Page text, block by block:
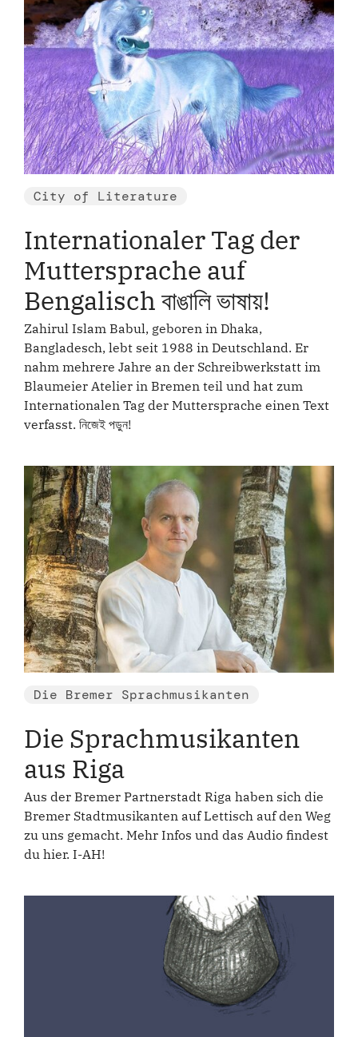
City of Literature
Internationaler Tag der
Muttersprache auf
Bengalisch বাঙালি ভাষায়!
Zahirul Islam Babul, geboren in Dhaka,
Bangladesch, lebt seit 1988 in Deutschland. Er
nahm mehrere Jahre an der Schreibwerkstatt im
Blaumeier Atelier in Bremen teil und hat zum
Internationalen Tag der Muttersprache einen Text
verfasst. নিজেই পড়ুন!
Die Bremer Sprachmusikanten
Die Sprachmusikanten
aus Riga
Aus der Bremer Partnerstadt Riga haben sich die
Bremer Stadtmusikanten auf Lettisch auf den Weg
zu uns gemacht. Mehr Infos und das Audio findest
du hier. I-AH!